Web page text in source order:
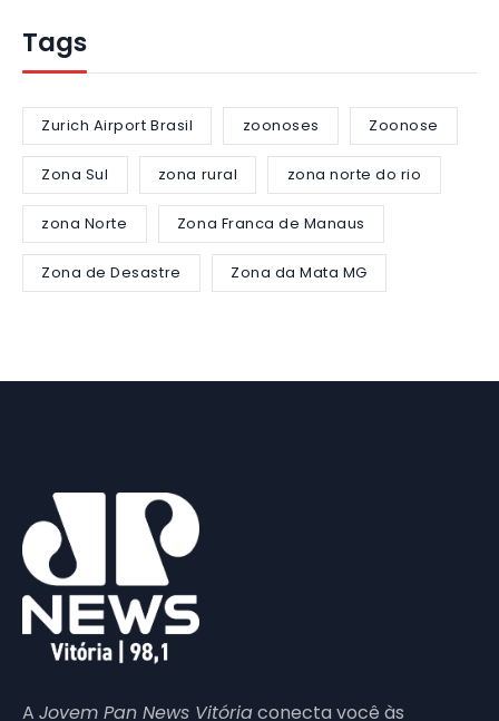
Tags
Zurich Airport Brasil zoonoses Zoonose
Zona Sul zona rural zona norte do rio
zona Norte Zona Franca de Manaus
Zona de Desastre Zona da Mata MG
A Jovem Pan News Vitóriaconecta você às